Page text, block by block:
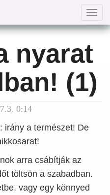
nyarat
(1)
0:14
irány a természet! De
arra csábítják az
töltsön a szabadban.
vagy egy könnyed